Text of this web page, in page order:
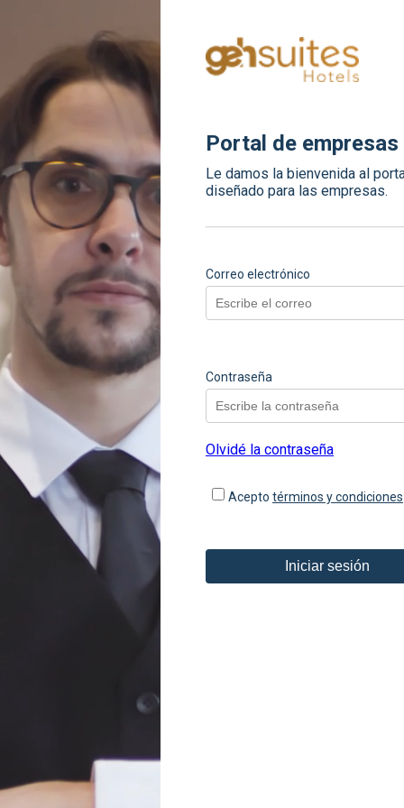
Portal de empresas
Le damos la bienvenida al
diseñado para las empresas.
Correo electrónico
Contraseña
Olvidé la contraseña
Acepto términos y condiciones
Iniciar sesión